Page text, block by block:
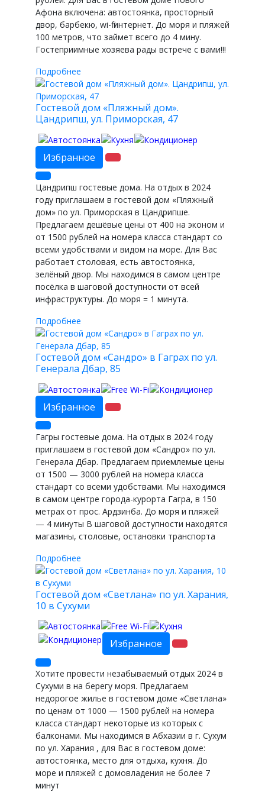
Афона включена: автостоянка, просторный
двор, барбекю, wi-fi интернет. До моря и пляжей
100 метров, что займет всего до 4 мину.
Гостеприимные хозяева рады встрече с вами!!!
Подробнее
Гостевой дом «Пляжный дом».
Цандрипш, ул. Приморская, 47
Избранное
Цандрипш гостевые дома. На отдых в 2024
году приглашаем в гостевой дом «Пляжный
дом» по ул. Приморская в Цандрипше.
Предлагаем дешёвые цены от 400 на эконом и
от 1500 рублей на номера класса стандарт со
всеми удобствами и видом на море. Для Вас
работает столовая, есть автостоянка,
зелёный двор. Мы находимся в самом центре
посёлка в шаговой доступности от всей
инфраструктуры. До моря = 1 минута.
Подробнее
Гостевой дом «Сандро» в Гаграх по ул.
Генерала Дбар, 85
Избранное
Гагры гостевые дома. На отдых в 2024 году
приглашаем в гостевой дом «Сандро» по ул.
Генерала Дбар. Предлагаем приемлемые цены
от 1500 — 3000 рублей на номера класса
стандарт со всеми удобствами. Мы находимся
в самом центре города-курорта Гагра, в 150
метрах от прос. Ардзинба. До моря и пляжей
— 4 минуты В шаговой доступности находятся
магазины, столовые, остановки транспорта
Подробнее
Гостевой дом «Светлана» по ул. Харания,
10 в Сухуми
Избранное
Хотите провести незабываемый отдых 2024 в
Сухуми в на берегу моря. Предлагаем
недорогое жилье в гостевом доме «Светлана»
по ценам от 1000 — 1500 рублей на номера
класса стандарт некоторые из которых с
балконами. Мы находимся в Абхазии в г. Сухум
по ул. Харания , для Вас в гостевом доме:
автостоянка, место для отдыха, кухня. До
море и пляжей с домовладения не более 7
минут